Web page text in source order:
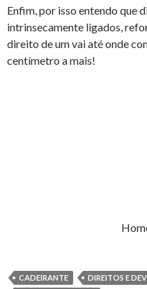
Enfim, por isso entendo que
intrinsecamente ligados,
direito de um vai até onde
centímetro a mais!
CADEIRANTE DIREITOS E